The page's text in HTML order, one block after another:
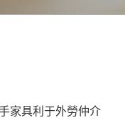
家具利于外勞仲介